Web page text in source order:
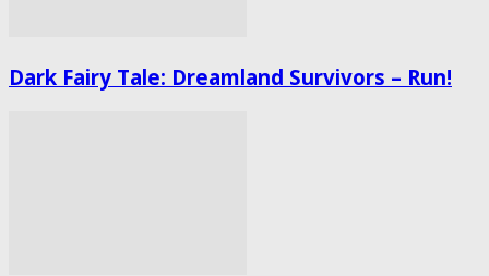
Dark Fairy Tale: Dreamland Survivors – Run!